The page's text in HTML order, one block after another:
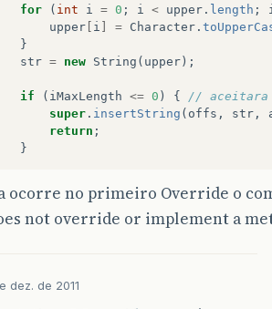
for
( int i = 0 ; i < upper . length ;
upper i = Character .
}
str = new String ( upper );
if ( iMaxLength <= 0 ) {
// aceitara
super . insertString ( offs , str ,
return ;
}
if
( ilen <= iMaxLength ) {
// se o
super.insertString (offs, str,
}
ocorre no primeiro Override o
not override or implement a
dez. de 2011